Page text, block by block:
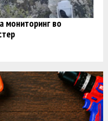
мониторинг во